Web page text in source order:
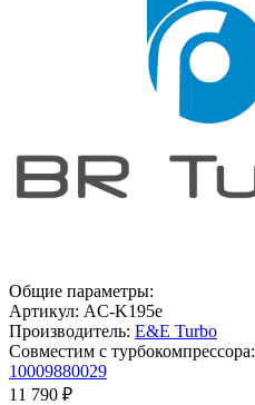
Общие параметры:
Артикул: AC-K195e
Производитель: E&E Turbo
Совместим с турбокомпрессора:
10009880029
11 790 ₽